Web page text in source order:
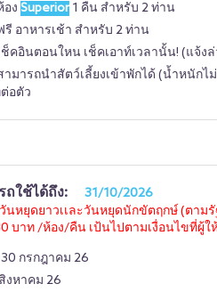
อง Superior 1 คืน สำหรับ 2 ท่าน
รี อาหารเช้า สำหรับ 2 ท่าน
ช็คอินตอนใหน เช็คเอาท์เวลานั้น! (แจ้ง
ามารถนำสัตว์เลี้ยงเข้าพักได้ (น้ำหนักไ
อตัว
ถใช้ได้ถึง:
31/10/2026
นหยุดยาวเเละวันหยุดนักขัตฤกษ์ (ตาม
บาท /ห้อง/คืน เป้นไปตามเงื่อนไขที่ผู้
กรกฎาคม 26
งหาคม 26